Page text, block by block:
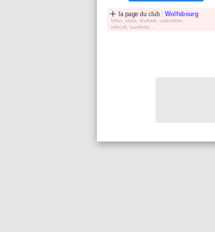
la page du club : Wolfsbourg
bilan, stats, réultats, calendrier,
effectif, tranferts, ...